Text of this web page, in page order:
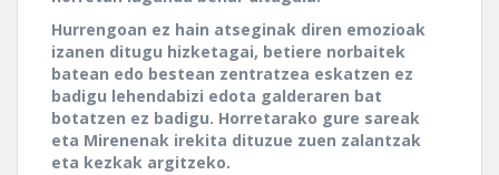
Hurrengoan ez hain atseginak diren emozioak
izanen ditugu hizketagai, betiere norbaitek
batean edo bestean zentratzea eskatzen ez
badigu lehendabizi edota galderaren bat
botatzen ez badigu. Horretarako gure sareak
eta Mirenenak irekita dituzue zuen zalantzak
eta kezkak argitzeko.